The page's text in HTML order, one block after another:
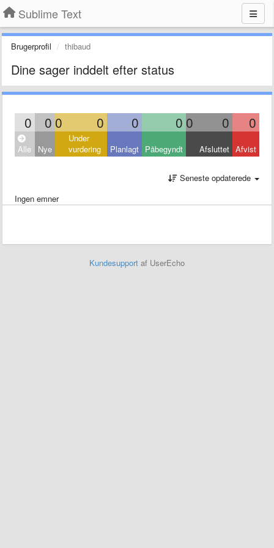
Sublime Text
Brugerprofil thibaud
Dine sager inddelt efter status
0 0 0 0 0 0 0 0 0
Alle Nye
Under
vurdering
Planlagt Påbegyndt Afsluttet Afvist
Seneste opdaterede
Ingen emner
Kundesupport af UserEcho